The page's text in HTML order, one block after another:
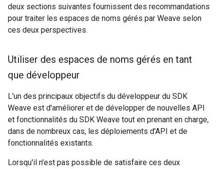
deux sections suivantes fournissent des recommandations
pour traiter les espaces de noms gérés par Weave selon
ces deux perspectives.
Utiliser des espaces de noms gérés en tant
que développeur
L'un des principaux objectifs du développeur du SDK
Weave est d'améliorer et de développer de nouvelles API
et fonctionnalités du SDK Weave tout en prenant en charge,
dans de nombreux cas, les déploiements d'API et de
fonctionnalités existants.
Lorsqu'il n'est pas possible de satisfaire ces deux